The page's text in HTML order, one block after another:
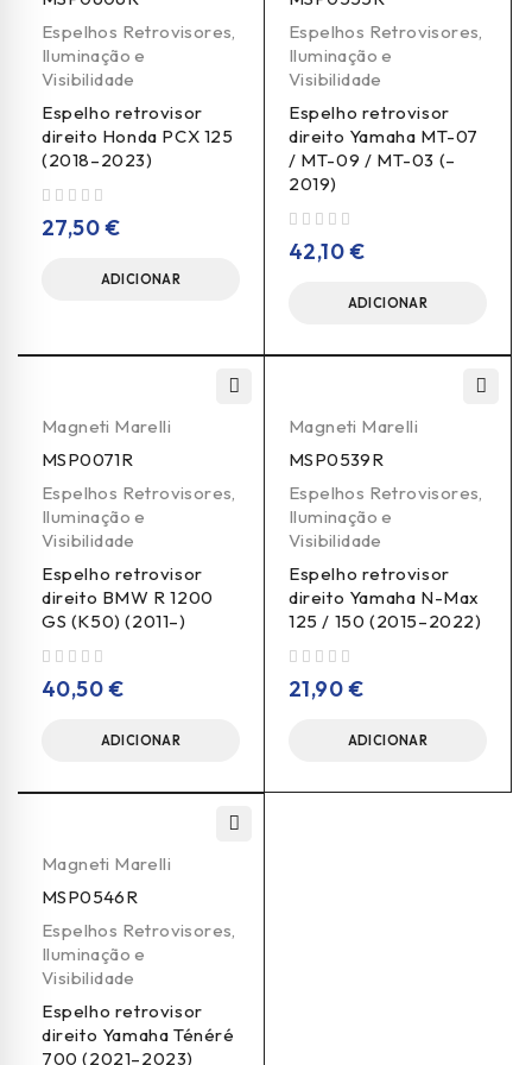
Espelhos Retrovisores,
Iluminação e
Visibilidade
Espelho retrovisor
direito Honda PCX 125
(2018–2023)
27,50€
ADICIONAR
Espelhos Retrovisores,
Iluminação e
Visibilidade
Espelho retrovisor
direito Yamaha MT-07
/ MT-09 / MT-03 (–
2019)
42,10€
ADICIONAR
Magneti Marelli
MSP0071R
Espelhos Retrovisores,
Iluminação e
Visibilidade
Espelho retrovisor
direito BMW R 1200
GS (K50) (2011–)
40,50€
ADICIONAR
Magneti Marelli
MSP0539R
Espelhos Retrovisores,
Iluminação e
Visibilidade
Espelho retrovisor
direito Yamaha N-Max
125 / 150 (2015–2022)
21,90€
ADICIONAR
Magneti Marelli
MSP0546R
Espelhos Retrovisores,
Iluminação e
Visibilidade
Espelho retrovisor
direito Yamaha Ténéré
700 (2021–2023)